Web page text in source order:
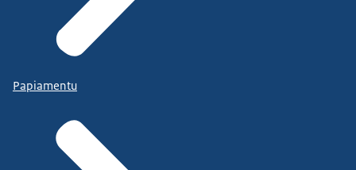
Papiamentu